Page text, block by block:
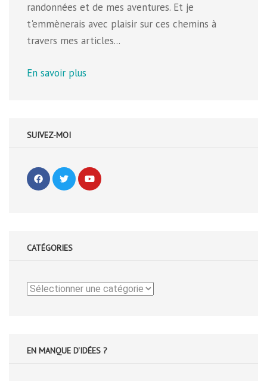
randonnées et de mes aventures. Et je
t'emmènerais avec plaisir sur ces chemins à
travers mes articles...
En savoir plus
SUIVEZ-MOI
CATÉGORIES
Catégories
EN MANQUE D'IDÉES ?